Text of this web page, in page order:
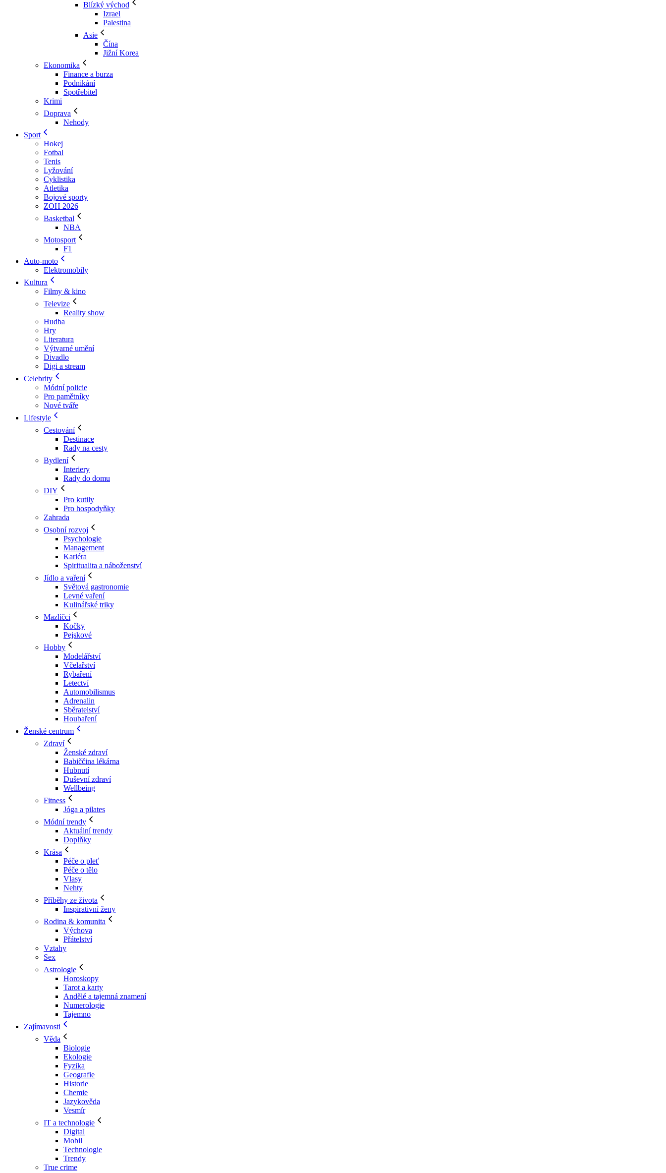
Blízký východ
Izrael
Palestina
Asie
Čína
Jižní Korea
Ekonomika
Finance a burza
Podnikání
Spotřebitel
Krimi
Doprava
Nehody
Sport
Hokej
Fotbal
Tenis
Lyžování
Cyklistika
Atletika
Bojové sporty
ZOH 2026
Basketbal
NBA
Motosport
F1
Auto-moto
Elektromobily
Kultura
Filmy & kino
Televize
Reality show
Hudba
Hry
Literatura
Výtvarné umění
Divadlo
Digi a stream
Celebrity
Módní policie
Pro pamětníky
Nové tváře
Lifestyle
Cestování
Destinace
Rady na cesty
Bydlení
Interiery
Rady do domu
DIY
Pro kutily
Pro hospodyňky
Zahrada
Osobní rozvoj
Psychologie
Management
Kariéra
Spiritualita a náboženství
Jídlo a vaření
Světová gastronomie
Levné vaření
Kulinářské triky
Mazlíčci
Kočky
Pejskové
Hobby
Modelářství
Včelařství
Rybaření
Letectví
Automobilismus
Adrenalin
Sběratelství
Houbaření
Ženské centrum
Zdraví
Ženské zdraví
Babiččina lékárna
Hubnutí
Duševní zdraví
Wellbeing
Fitness
Jóga a pilates
Módní trendy
Aktuální trendy
Doplňky
Krása
Péče o pleť
Péče o tělo
Vlasy
Nehty
Příběhy ze života
Inspirativní ženy
Rodina & komunita
Výchova
Přátelství
Vztahy
Sex
Astrologie
Horoskopy
Tarot a karty
Andělé a tajemná znamení
Numerologie
Tajemno
Zajímavosti
Věda
Biologie
Ekologie
Fyzika
Geografie
Historie
Chemie
Jazykověda
Vesmír
IT a technologie
Digital
Mobil
Technologie
Trendy
True crime